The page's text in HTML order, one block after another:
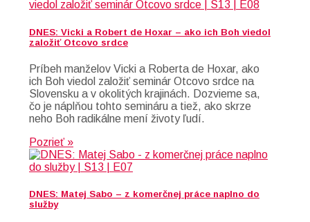
DNES: Vicki a Robert de Hoxar – ako ich Boh viedol
založiť Otcovo srdce
Príbeh manželov Vicki a Roberta de Hoxar, ako
ich Boh viedol založiť seminár Otcovo srdce na
Slovensku a v okolitých krajinách. Dozvieme sa,
čo je náplňou tohto semináru a tiež, ako skrze
neho Boh radikálne mení životy ľudí.
Pozrieť »
DNES: Matej Sabo – z komerčnej práce naplno do
služby